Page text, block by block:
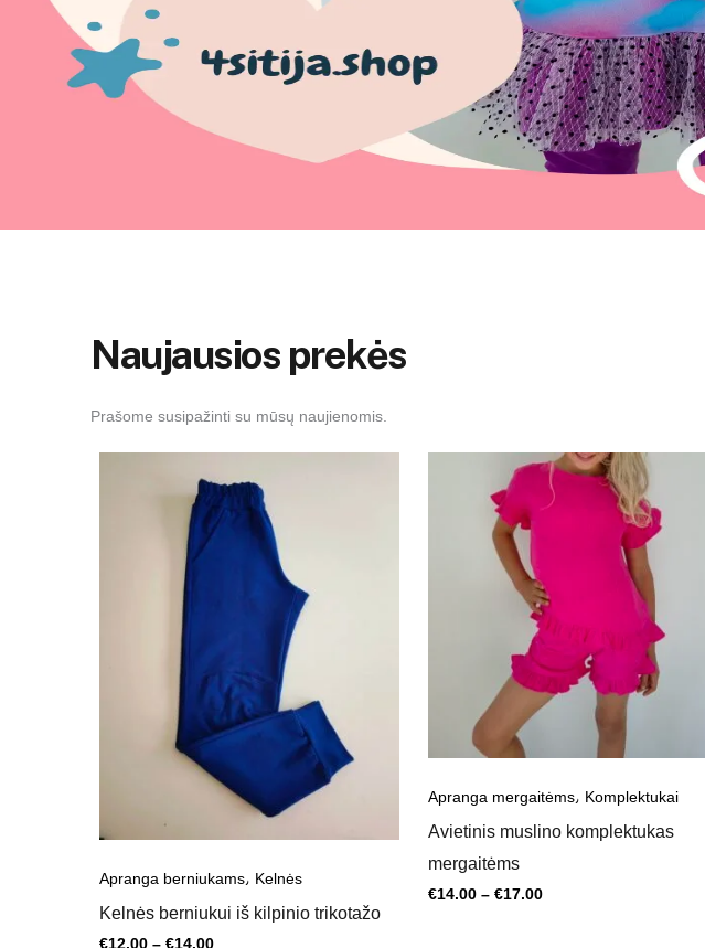
Naujausios prekės
Prašome susipažinti su mūsų naujienomis.
Apranga berniukams, Kelnės
Kelnės berniukui iš kilpinio trikotažo
€12.00 – €14.00
Kaina
range:
€12.00
through
Apranga mergaitėms, Komplektukai
Avietinis muslino komplektukas
mergaitėms
€14.00 – €17.00
Kaina
range: